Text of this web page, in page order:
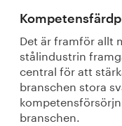
Det är framför allt
stålindustrin
central för att
branschen stora
branschen.